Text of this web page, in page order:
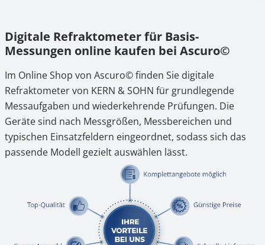
einzusetzen. Für den laufenden Betrieb steht darüber
hinaus einReparaturservicezur Verfügung, um die
langfristige Nutzung der Geräte abzusichern.
Digitale Refraktometer für Basis-
Messungen online kaufen bei Ascuro©
Im Online Shop von Ascuro© finden Sie digitale
Refraktometer von KERN & SOHN für grundlegende
Messaufgaben und wiederkehrende Prüfungen. Die
Geräte sind nach Messgrößen, Messbereichen und
typischen Einsatzfeldern eingeordnet, sodass sich das
passende Modell gezielt auswählen lässt.